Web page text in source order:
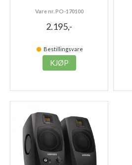
Vare nr. PO-170100
2.195,-
Bestillingsvare
KJØP